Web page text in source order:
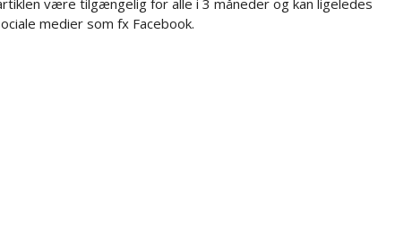
være tilgængelig for alle i 3 måneder og kan ligeledes
medier som fx Facebook.